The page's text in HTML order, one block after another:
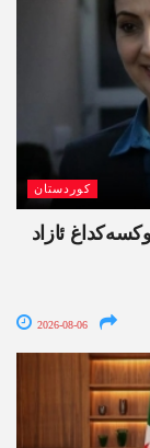
کوردستان
ئازاد
2026-08-06